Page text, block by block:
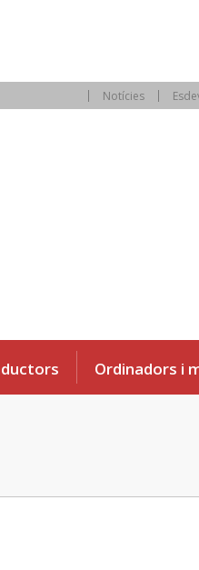
Notícies
Ordinadors i